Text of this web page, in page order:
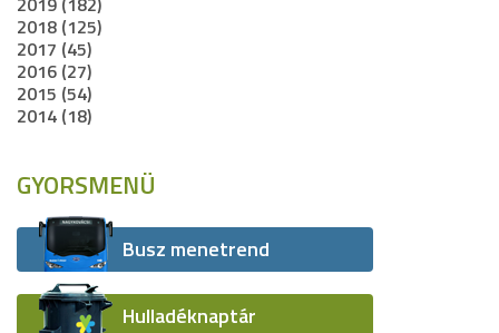
2018 (125)
2017 (45)
2016 (27)
2015 (54)
2014 (18)
GYORSMENÜ
Busz menetrend
Hulladéknaptár